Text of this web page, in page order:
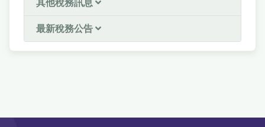
其他稅務訊息
最新稅務公告